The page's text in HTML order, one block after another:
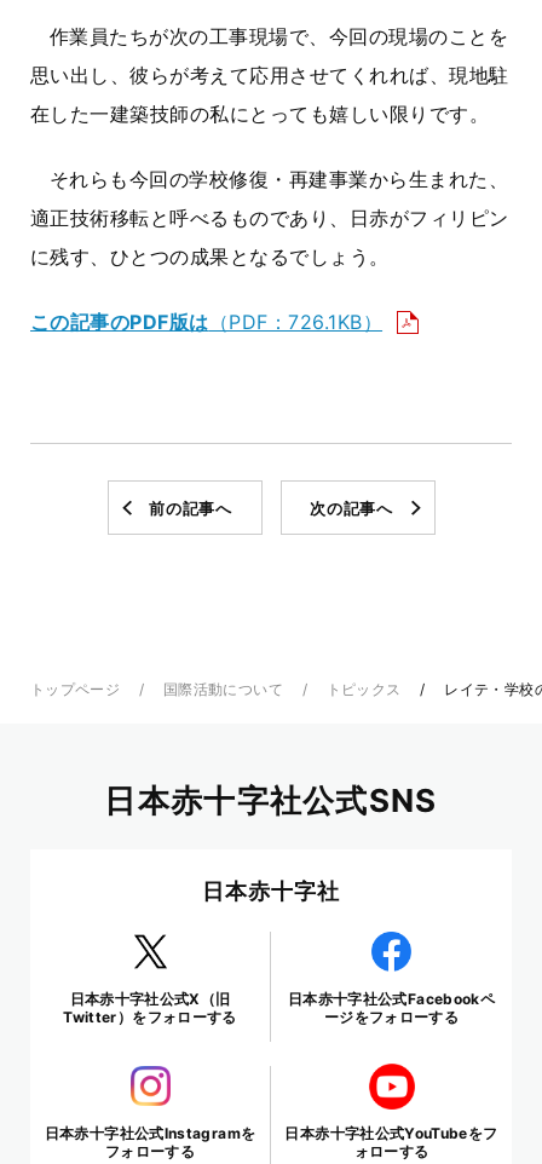
作業員たちが次の工事現場で、今回の現場のことを
思い出し、彼らが考えて応用させてくれれば、現地駐
在した一建築技師の私にとっても嬉しい限りです。
それらも今回の学校修復・再建事業から生まれた、
適正技術移転と呼べるものであり、日赤がフィリピン
に残す、ひとつの成果となるでしょう。
この記事のPDF版は （PDF：726.1KB）
前の記事へ 次の記事へ
トップページ 国際活動について トピックス レイテ・学校
日本赤十字社公式SNS
日本赤十字社
日本赤十字社公式X（旧
Twitter）をフォローする
日本赤十字社公式Facebookペ
ージをフォローする
日本赤十字社公式Instagramを
フォローする
日本赤十字社公式YouTubeをフ
ォローする